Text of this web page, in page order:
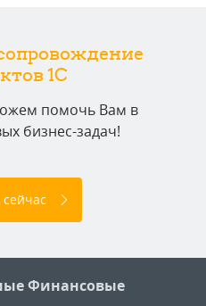
1C
помочь Вам в
бизнес-задач!
Финансовые